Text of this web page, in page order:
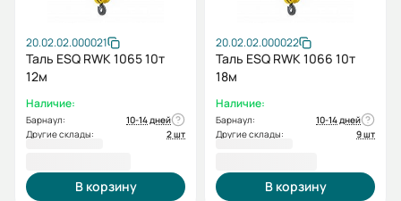
20.02.02.000021
Таль ESQ RWK 1065 10т
12м
Наличие:
Барнаул:
10-14 дней
Другие склады:
2 шт
В корзину
20.02.02.000022
Таль ESQ RWK 1066 10т
18м
Наличие:
Барнаул:
10-14 дней
Другие склады:
9 шт
В корзину